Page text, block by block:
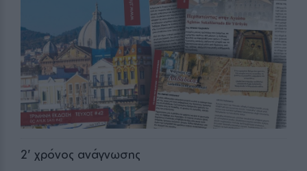
2' χρόνος ανάγνωσης